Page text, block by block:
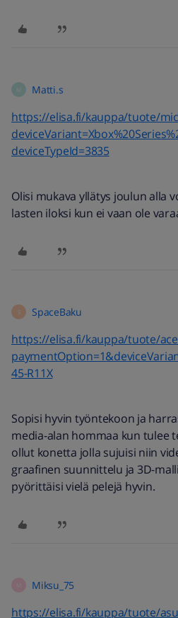
M Matti.s
https://elisa.fi/kauppa/tuote/
deviceTypeId=3835
Olisi mukava yllätys joulun alla
lasten iloksi kun ei vaan ole
S SpaceBaku
https://elisa.fi/kauppa/tuote/
45-R11X
Sopisi hyvin työntekoon ja
media-alan hommaa kun tulee
ollut konetta jolla sujuisi niin
graafinen suunnittelu ja 3D-
pyörittäisi vielä pelejä hyvin.
Miksu_75
https://elisa.fi/kauppa/tuote/